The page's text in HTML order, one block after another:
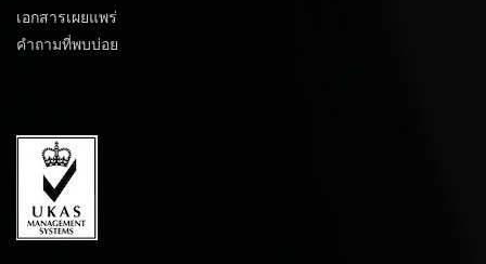
เอกสารเผยแพร่
คำถามที่พบบ่อย